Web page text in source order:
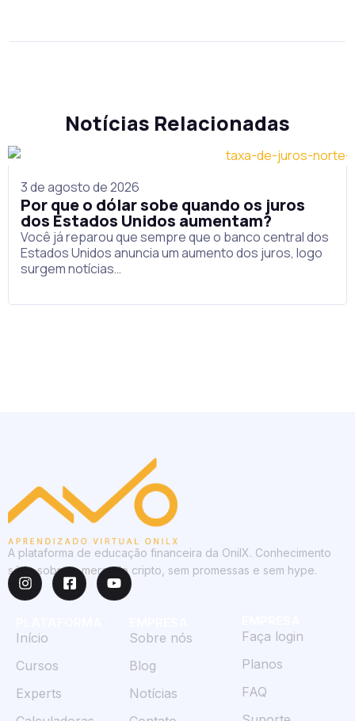
Notícias Relacionadas
3 de agosto de 2026
Por que o dólar sobe quando os juros
dos Estados Unidos aumentam?
Você já reparou que sempre que o banco central dos
Estados Unidos anuncia um aumento dos juros, logo
surgem notícias…
A plataforma de educação financeira da OnilX. Conhecimento
sério sobre o mercado cripto, sem promessas e sem hype.
Início
Cursos
Experts
Sobre nós
Blog
Notícias
Faça login
Planos
FAQ